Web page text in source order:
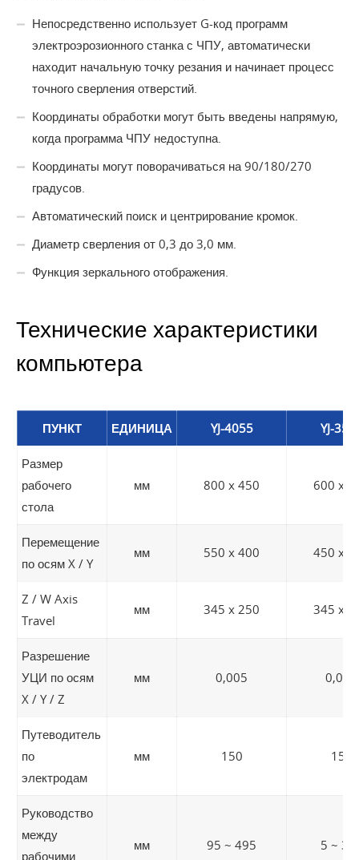
Непосредственно использует G-код программ
электроэрозионного станка с ЧПУ, автоматически
находит начальную точку резания и начинает процесс
точного сверления отверстий.
Координаты обработки могут быть введены напрямую,
когда программа ЧПУ недоступна.
Координаты могут поворачиваться на 90/180/270
градусов.
Автоматический поиск и центрирование кромок.
Диаметр сверления от 0,3 до 3,0 мм.
Функция зеркального отображения.
Технические характеристики
компьютера
ПУНКТ ЕДИНИЦА YJ-4055 YJ-
Размер
рабочего
стола
мм 800 x 450 600 x
Перемещение
по осям X / Y
мм 550 x 400 450 x
Z / W Axis
Travel
мм 345 x 250 345 x
Разрешение
УЦИ по осям
X / Y / Z
мм 0,005 0,005
Путеводитель
по
электродам
мм 150 150
Руководство
между
рабочими
мм 95 ~ 495 5 ~